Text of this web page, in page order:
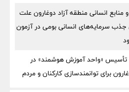
انسانی منطقه آزاد دوغارون علت
جذب سرمایه‌های انسانی بومی در آزمون
تأسیس «واحد آموزش هوشمند» در
برای توانمندسازی کارکنان و مردم